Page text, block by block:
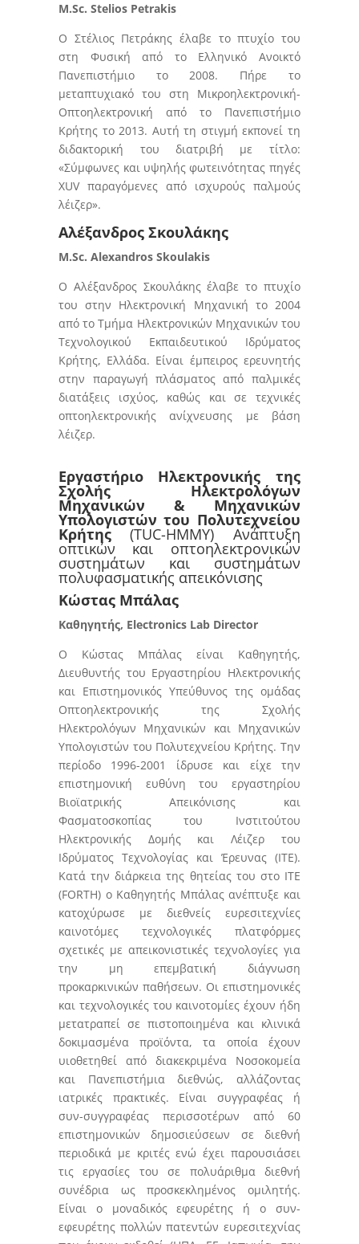
M.Sc. Stelios Petrakis
Ο Στέλιος Πετράκης έλαβε το πτυχίο του
στη Φυσική από το Ελληνικό Ανοικτό
Πανεπιστήμιο το 2008. Πήρε το
μεταπτυχιακό του στη Μικροηλεκτρονική-
Οπτοηλεκτρονική από το Πανεπιστήμιο
Κρήτης το 2013. Αυτή τη στιγμή εκπονεί τη
διδακτορική του διατριβή με τίτλο:
«Σύμφωνες και υψηλής φωτεινότητας πηγές
XUV παραγόμενες από ισχυρούς παλμούς
λέιζερ».
Αλέξανδρος Σκουλάκης
M.Sc. Alexandros Skoulakis
Ο Αλέξανδρος Σκουλάκης έλαβε το πτυχίο
του στην Ηλεκτρονική Μηχανική το 2004
από το Τμήμα Ηλεκτρονικών Μηχανικών του
Τεχνολογικού Εκπαιδευτικού Ιδρύματος
Κρήτης, Ελλάδα. Είναι έμπειρος ερευνητής
στην παραγωγή πλάσματος από παλμικές
διατάξεις ισχύος, καθώς και σε τεχνικές
οπτοηλεκτρονικής ανίχνευσης με βάση
λέιζερ.
Εργαστήριο Ηλεκτρονικής της
Σχολής Ηλεκτρολόγων
Μηχανικών & Μηχανικών
Υπολογιστών του Πολυτεχνείου
Κρήτης (TUC-HMMY) Ανάπτυξη
οπτικών και οπτοηλεκτρονικών
συστημάτων και συστημάτων
πολυφασματικής απεικόνισης
Κώστας Μπάλας
Καθηγητής, Electronics Lab Director
Ο Κώστας Μπάλας είναι Καθηγητής,
Διευθυντής του Εργαστηρίου Ηλεκτρονικής
και Επιστημονικός Υπεύθυνος της ομάδας
Οπτοηλεκτρονικής της Σχολής
Ηλεκτρολόγων Μηχανικών και Μηχανικών
Υπολογιστών του Πολυτεχνείου Κρήτης. Την
περίοδο 1996-2001 ίδρυσε και είχε την
επιστημονική ευθύνη του εργαστηρίου
Βιοϊατρικής Απεικόνισης και
Φασματοσκοπίας του Ινστιτούτου
Ηλεκτρονικής Δομής και Λέιζερ του
Ιδρύματος Τεχνολογίας και Έρευνας (ΙΤΕ).
Κατά την διάρκεια της θητείας του στο ΙΤΕ
(FORTH) ο Καθηγητής Μπάλας ανέπτυξε και
κατοχύρωσε με διεθνείς ευρεσιτεχνίες
καινοτόμες τεχνολογικές πλατφόρμες
σχετικές με απεικονιστικές τεχνολογίες για
την μη επεμβατική διάγνωση
προκαρκινικών παθήσεων. Οι επιστημονικές
και τεχνολογικές του καινοτομίες έχουν ήδη
μετατραπεί σε πιστοποιημένα και κλινικά
δοκιμασμένα προϊόντα, τα οποία έχουν
υιοθετηθεί από διακεκριμένα Νοσοκομεία
και Πανεπιστήμια διεθνώς, αλλάζοντας
ιατρικές πρακτικές. Είναι συγγραφέας ή
συν-συγγραφέας περισσοτέρων από 60
επιστημονικών δημοσιεύσεων σε διεθνή
περιοδικά με κριτές ενώ έχει παρουσιάσει
τις εργασίες του σε πολυάριθμα διεθνή
συνέδρια ως προσκεκλημένος ομιλητής.
Είναι ο μοναδικός εφευρέτης ή ο συν-
εφευρέτης πολλών πατεντών ευρεσιτεχνίας